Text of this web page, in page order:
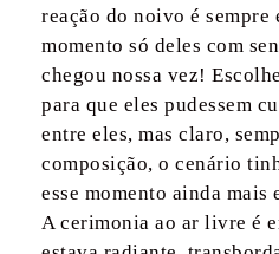
reação do noivo é
momento só deles com
chegou nossa vez!
para que eles pudessem
entre eles, mas claro,
composição, o cenário
esse momento ainda mais
A cerimonia ao ar livre é